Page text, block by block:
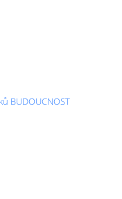
BUDOUCNOST